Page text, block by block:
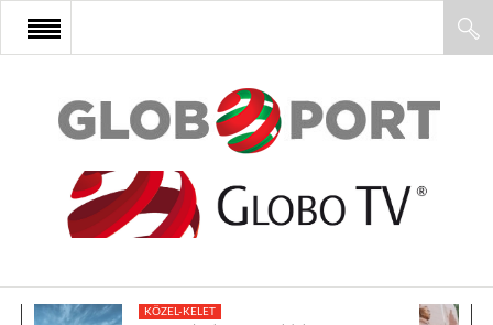
FŐOLDAL
AFRIKA
KÖZEL-KELET